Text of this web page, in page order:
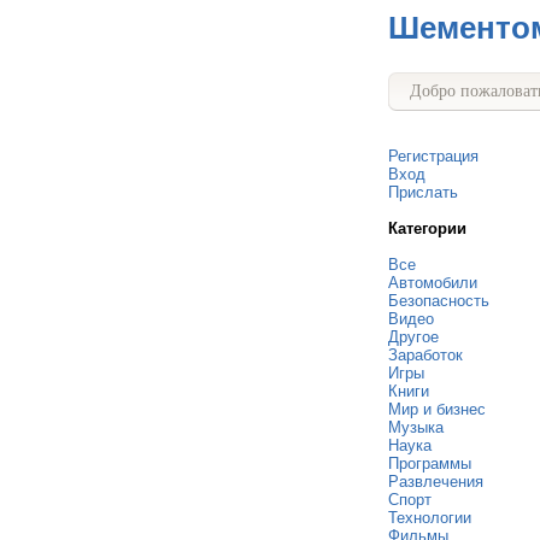
Добро
Регистрация
Вход
Прислать
Категории
Все
Автомобили
Безопасность
Видео
Другое
Заработок
Игры
Книги
Мир и бизнес
Музыка
Наука
Программы
Развлечения
Спорт
Технологии
Фильмы